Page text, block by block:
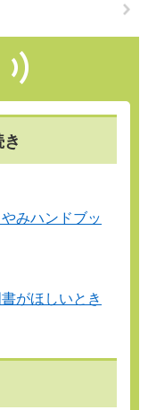
みハンドブッ
がほしいとき